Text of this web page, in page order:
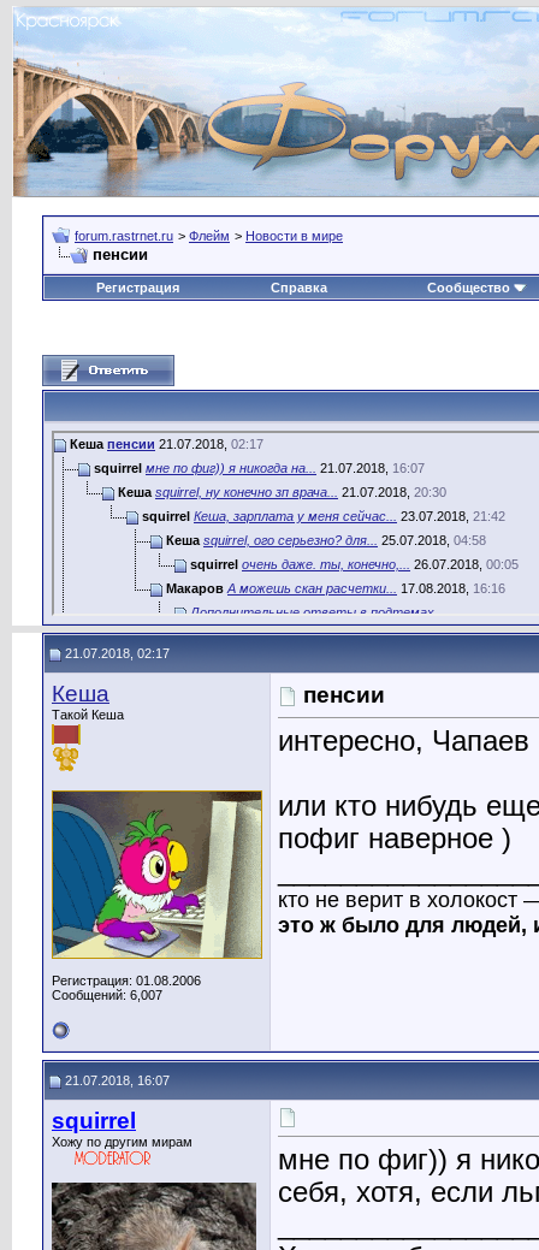
forum.rastrnet.ru > Флейм > Новости в мире
пенсии
Регистрация Справка Сообщество
Кеша пенсии 21.07.2018, 02:17
squirrel мне по фиг)) я никогда на... 21.07.2018, 16:07
Кеша squirrel, ну конечно зп врача... 21.07.2018, 20:30
squirrel Кеша, зарплата у меня сейчас... 23.07.2018, 21:42
Кеша squirrel, ого серьезно? для... 25.07.2018, 04:58
squirrel очень даже. ты, конечно,... 26.07.2018, 00:05
Макаров А можешь скан расчетки... 17.08.2018, 16:16
Дополнительные ответы в подтемах
Чапаев Ну нет конечно! Опять, блин,...23.07.2018,16:23
baCHeloR я поддерживаю работать надо...
13.04.2019,
Шульц
Пох на них, чего теперь...
21.07.2018, 02:17
Кеша
Такой Кеша
Регистрация: 01.08.2006
Сообщений: 6,007
пенсии
интересно,
или кто нибудь
пофиг наверное )
кто не верит в холокост
это ж было для людей,
21.07.2018, 16:07
squirrel
Хожу по другим мирам
мне по фиг)) я
себя, хотя, если